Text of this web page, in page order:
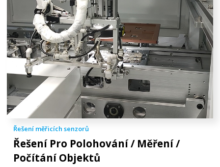
Řešení měřicích senzorů
Řešení Pro Polohování / Měření /
Počítání Objektů